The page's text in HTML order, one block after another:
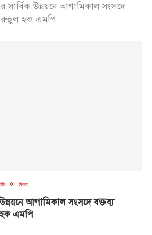
সার্বিক উন্নয়নে আগাম‌িকাল সংসদে
রুহুুল হক এমপি
ফিচার
উন্নয়নে আগাম‌িকাল সংসদে বক্তব্য
এমপি